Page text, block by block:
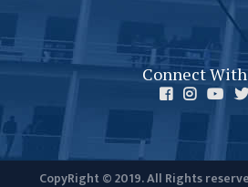
Connect
CopyRight © 2019. All Rights